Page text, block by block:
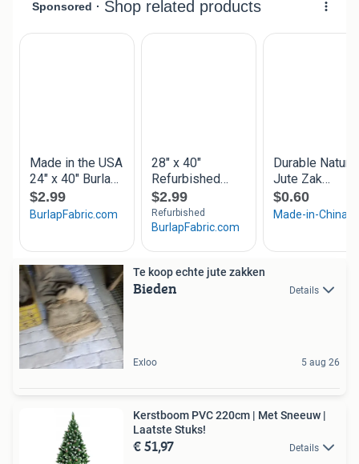
Te koop echte jute zakken
Bieden Details
Exloo 5 aug 26
Kerstboom PVC 220cm | Met Sneeuw |
Laatste Stuks!
€ 51,97 Details